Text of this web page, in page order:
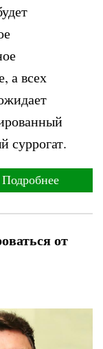
а всех
суррогат.
Подробнее
от